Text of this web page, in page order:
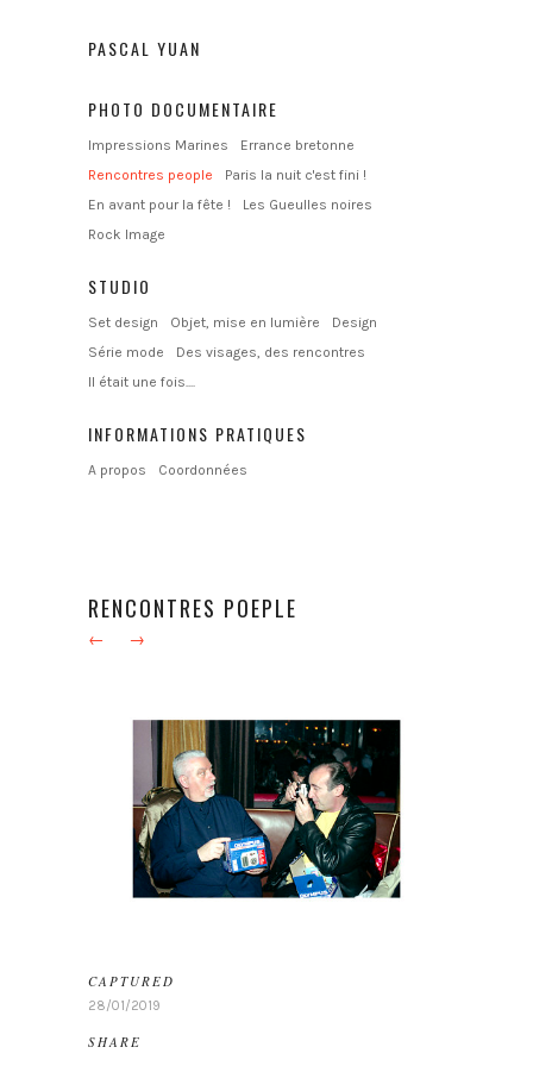
PASCAL YUAN
PHOTO DOCUMENTAIRE
Impressions Marines
Errance bretonne
Rencontres people
Paris la nuit c'est fini !
En avant pour la fête !
Les Gueulles noires
Rock Image
STUDIO
Set design Objet, mise en lumière
Design
Série mode
Des visages, des rencontres
Il était une fois....
INFORMATIONS PRATIQUES
A propos Coordonnées
RENCONTRES POEPLE
← →
CAPTURED
28/01/2019
SHARE